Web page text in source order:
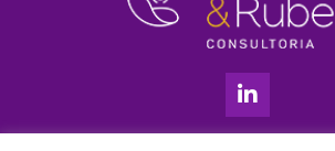
L
i
n